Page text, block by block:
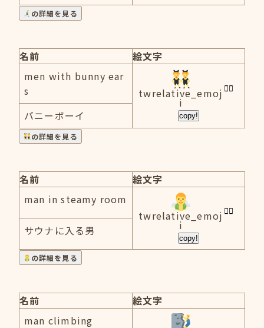
の詳細を見る
名前
絵文字
men with bunny ear
s
twrelative_emoj
i
copy!
バニーボーイ
の詳細を見る
名前
絵文字
man in steamy room
twrelative_emoj
i
copy!
サウナに入る男
の詳細を見る
名前
絵文字
man climbing